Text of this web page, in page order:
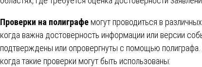
Проверки на полиграфе могут проводиться в
когда важна достоверность информации или версии
подтверждены или опровергнуты с помощью полиграфа.
когда такие проверки могут быть использованы: